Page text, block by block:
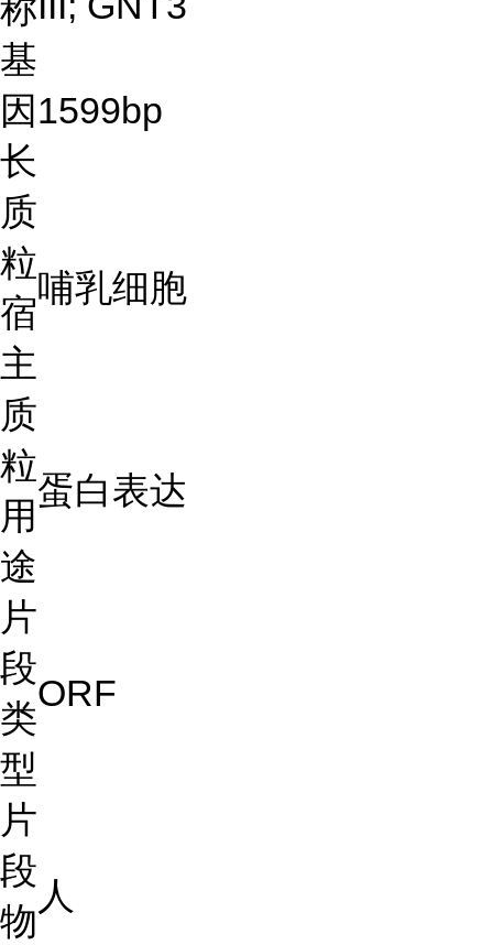
称
基
因
长
1599bp
质
粒
宿
主
哺乳细胞
质
粒
用
途
蛋白表达
片
段
类
型
ORF
片
段
物
人